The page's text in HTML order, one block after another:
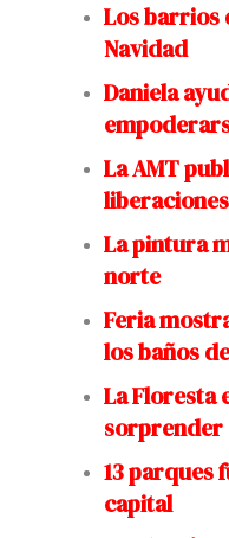
Los barrios
Navidad
Daniela
La AMT
La pintura
norte
Feria
los baños
La Floresta
sorprender
13 parques
capital